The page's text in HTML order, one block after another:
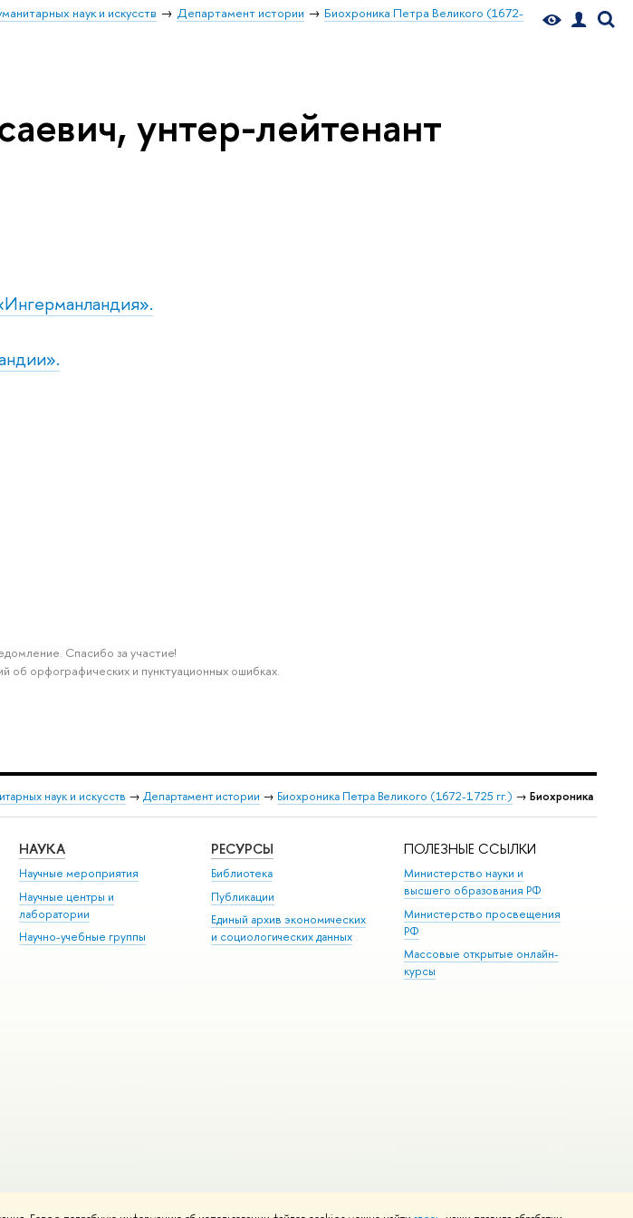
наук и искусств Департамент истории
Биохроника Петра Великого (1672-
унтер-лейтенант
Спасибо за участие!
об орфографических и пунктуационных ошибках.
наук и искусств → Департамент истории → Биохроника Петра Великого (1672-1725 гг.) → Биохроника
НАУКА
Научные мероприятия
Научные центры и
лаборатории
Научно-учебные группы
РЕСУРСЫ
Библиотека
Публикации
Единый архив экономических
и социологических данных
ПОЛЕЗНЫЕ ССЫЛКИ
Министерство науки и
высшего образования РФ
Министерство просвещения
РФ
Массовые открытые онлайн-
курсы